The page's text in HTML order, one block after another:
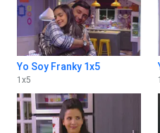
Yo Soy Franky 1x5
1 x5 1